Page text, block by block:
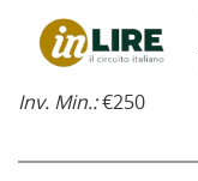
Inv. Min.:€250